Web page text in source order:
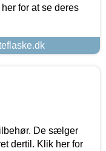
for at se deres
De sælger
dertil. Klik her for